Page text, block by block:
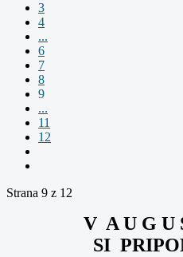
3
4
...
6
7
8
9
...
11
12
Strana 9 z 12
V A U G U
SI